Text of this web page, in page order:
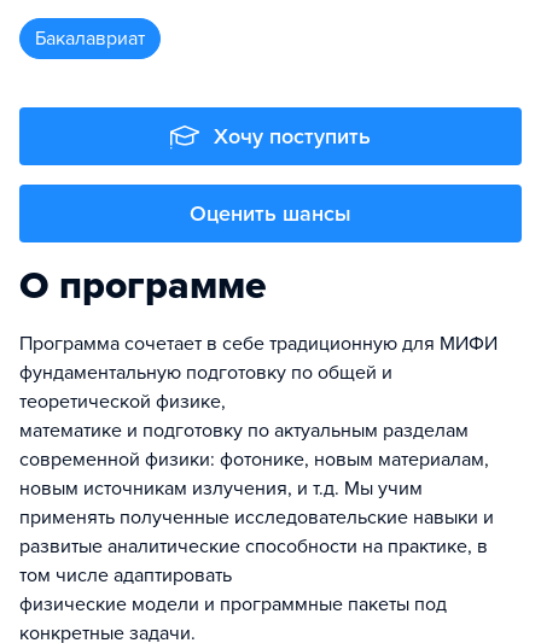
бакалавриат
Хочу поступить
Оценить шансы
О программе
Программа сочетает в себе традиционную для МИФИ
фундаментальную подготовку по общей и
теоретической физике,
математике и подготовку по актуальным разделам
современной физики: фотонике, новым материалам,
новым источникам излучения, и т.д. Мы учим
применять полученные исследовательские навыки и
развитые аналитические способности на практике, в
том числе адаптировать
физические модели и программные пакеты под
конкретные задачи.